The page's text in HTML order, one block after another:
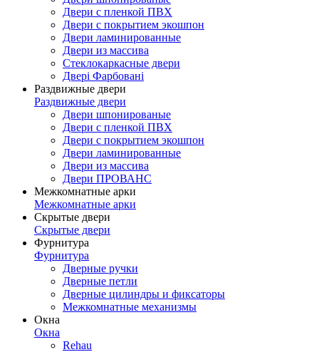
Двери с пленкой ПВХ
Двери с покрытием экошпон
Двери ламинированные
Двери из массива
Стеклокаркасные двери
Двері Фарбовані
Раздвижные двери
Раздвижные двери
Двери шпонированые
Двери с пленкой ПВХ
Двери с покрытием экошпон
Двери ламинированные
Двери из массива
Двери ПРОВАНС
Межкомнатные арки
Межкомнатные арки
Скрытые двери
Скрытые двери
Фурнитура
Фурнитура
Дверные ручки
Дверные петли
Дверные цилиндры и фиксаторы
Межкомнатные механизмы
Окна
Окна
Rehau